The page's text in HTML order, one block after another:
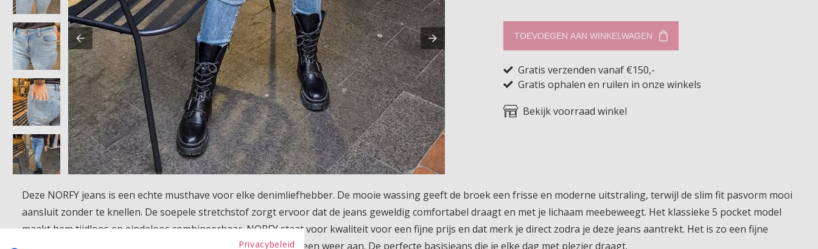
TOEVOEGEN AAN WINKELWAGEN
Gratis verzenden vanaf €150,-
Gratis ophalen en ruilen in onze winkels
Bekijk voorraad winkel
Deze NORFY jeans is een echte musthave voor elke denimliefhebber. De mooie wassing geeft de broek een frisse en moderne uitstraling, terwijl de slim fit pasvorm mooi
aansluit zonder te knellen. De soepele stretchstof zorgt ervoor dat de jeans geweldig comfortabel draagt en met je lichaam meebeweegt. Het klassieke 5 pocket model
maakt hem tijdloos en eindeloos combineerbaar. NORFY staat voor kwaliteit voor een fijne prijs en dat merk je direct zodra je deze jeans aantrekt. Het is zo een fijne
broek waar menig klant praktisch in woont: uit de was en meteen weer aan. De perfecte basisjeans die je elke dag met plezier draagt.
Privacybeleid